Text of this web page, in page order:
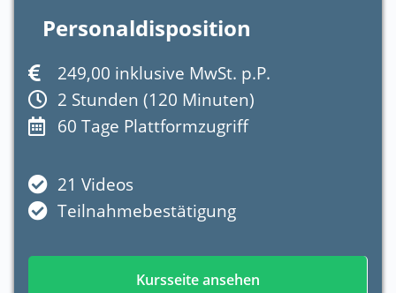
Personaldisposition
249,00 inklusive MwSt. p.P.
2 Stunden (120 Minuten)
60 Tage Plattformzugriff
21 Videos
Teilnahmebestätigung
Kursseite ansehen